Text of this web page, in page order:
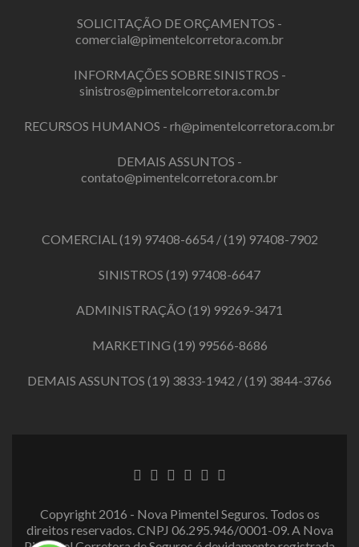
SOLICITAÇÃO DE ORÇAMENTOS -
comercial@pimentelcorretora.com.br
INFORMAÇÕES SOBRE SINISTROS -
sinistros@pimentelcorretora.com.br
RECURSOS HUMANOS - rh@pimentelcorretora.com.br
DEMAIS ASSUNTOS -
contato@pimentelcorretora.com.br
COMERCIAL(19) 97408-6654/(19) 97408-7902
SINISTROS (19) 97408-6647
ADMINISTRAÇÃO (19) 99269-3471
MARKETING (19) 99566-8686
DEMAIS ASSUNTOS (19) 3833-1942 /(19) 3844-3766
LinkLinkLinkLinkLinkLink
Copyright 2016 - Nova Pimentel Seguros. Todos os
direitos reservados. CNPJ 06.295.946/0001-09. A Nova